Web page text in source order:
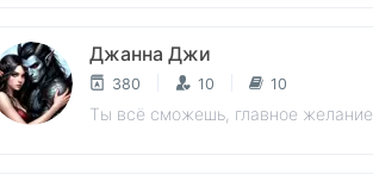
Джанна Джи
380 10 10
Ты всё сможешь, главное желание.